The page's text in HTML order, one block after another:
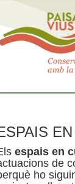
espais en
de
ho